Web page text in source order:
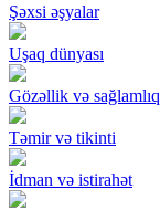
Şəxsi əşyalar
Uşaq dünyası
Gözəllik və sağlamlıq
Təmir və tikinti
İdman və istirahət